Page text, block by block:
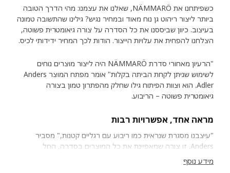
כשפיתחנו את NÄMMARÖ, שאלנו את עצמנו: מהי הדרך הטובה
ביותר ליצור ריהוט גן נוח מאוד ובמחיר נגיש? גילינו שהתשובה טמונה
בעיצוב. כיוון שביססנו את כל הסדרה על צורה גיאומטרית פשוטה,
הצלחנו להפחית את עלויות הייצור. הודות לכך המחיר ידידותי לכיס.
"הרעיון מאחורי סדרת NÄMMARÖ היה ליצור מוצרים נוחים
לשימוש שניתן לקחת הביתה בקלות" אומר מפתח המוצר Anders
Adler. הוא וצוות הפיתוח גילו שחלק מהפתרון טמון בצורה
גיאומטרית פשוטה – הריבוע.
מראה אחד, אפשרויות רבות
"עיצבנו מסגרת שנראית כמו ריבוע עם רגליים קטנות," מסביר
Anders. זו צורה שמאפיינת את כל המוצרים בסדרה, החל
מראה אחיד ועכשווי. בנוסף, חשיבה מודולרית מפשטת את תהליך
מידע נוסף